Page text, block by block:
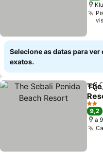
Selecione as datas para ver
exatos.
Ver
2
9,2
a